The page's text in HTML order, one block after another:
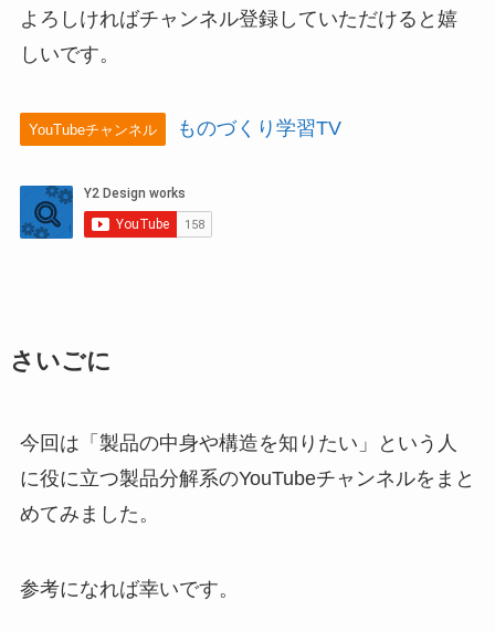
よろしければチャンネル登録していただけると嬉
しいです。
YouTubeチャンネル ものづくり学習TV
さいごに
今回は「製品の中身や構造を知りたい」という人
に役に立つ製品分解系のYouTubeチャンネルをまと
めてみました。
参考になれば幸いです。